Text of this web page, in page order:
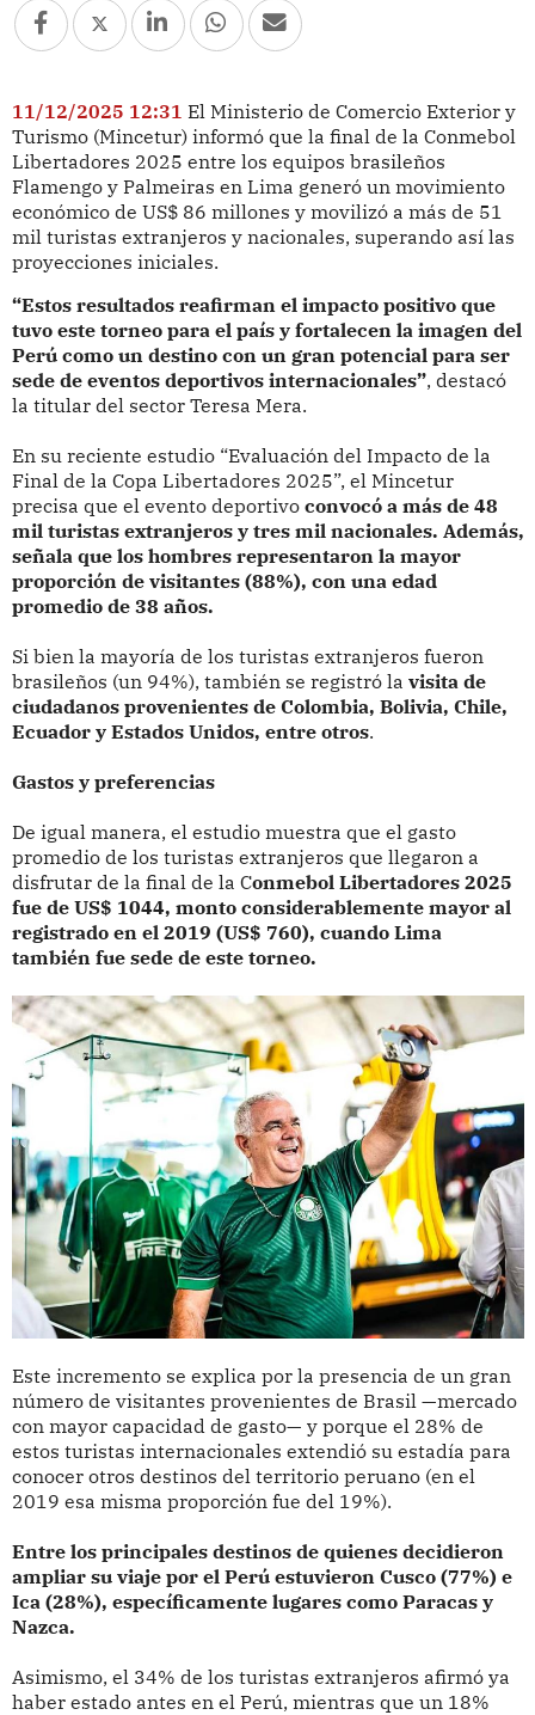
11/12/2025 12:31 El Ministerio de Comercio Exterior y
Turismo (Mincetur) informó que la final de la Conmebol
Libertadores 2025 entre los equipos brasileños
Flamengo y Palmeiras en Lima generó un movimiento
económico de US$ 86 millones y movilizó a más de 51
mil turistas extranjeros y nacionales, superando así las
proyecciones iniciales.
“Estos resultados reafirman el impacto positivo que
tuvo este torneo para el país y fortalecen la imagen del
Perú como un destino con un gran potencial para ser
sede de eventos deportivos internacionales”, destacó
la titular del sector Teresa Mera.
En su reciente estudio “Evaluación del Impacto de la
Final de la Copa Libertadores 2025”, el Mincetur
precisa que el evento deportivo convocó a más de 48
mil turistas extranjeros y tres mil nacionales. Además,
señala que los hombres representaron la mayor
proporción de visitantes (88%), con una edad
promedio de 38 años.
Si bien la mayoría de los turistas extranjeros fueron
brasileños (un 94%), también se registró la visita de
ciudadanos provenientes de Colombia, Bolivia, Chile,
Ecuador y Estados Unidos, entre otros.
Gastos y preferencias
De igual manera, el estudio muestra que el gasto
promedio de los turistas extranjeros que llegaron a
disfrutar de la final de la Conmebol Libertadores 2025
fue de US$ 1044, monto considerablemente mayor al
registrado en el 2019 (US$ 760), cuando Lima
también fue sede de este torneo.
Este incremento se explica por la presencia de un gran
número de visitantes provenientes de Brasil —mercado
con mayor capacidad de gasto— y porque el 28% de
estos turistas internacionales extendió su estadía para
conocer otros destinos del territorio peruano (en el
2019 esa misma proporción fue del 19%).
Entre los principales destinos de quienes decidieron
ampliar su viaje por el Perú estuvieron Cusco (77%) e
Ica (28%), específicamente lugares como Paracas y
Nazca.
Asimismo, el 34% de los turistas extranjeros afirmó ya
haber estado antes en el Perú, mientras que un 18%